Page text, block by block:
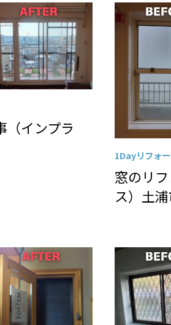
（インプラ
1Dayリフォ
窓のリ
ス）土